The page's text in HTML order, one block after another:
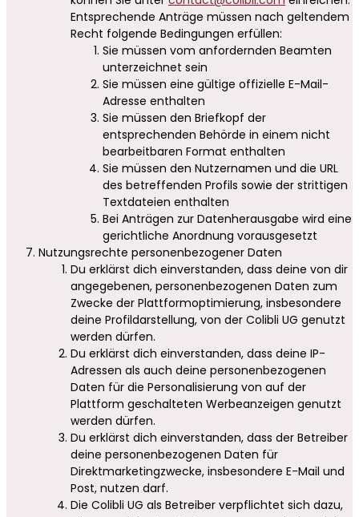
Entsprechende Anträge müssen nach geltendem
Recht folgende Bedingungen erfüllen:
Sie müssen vom anfordernden Beamten
unterzeichnet sein
Sie müssen eine gültige offizielle E-Mail-
Adresse enthalten
Sie müssen den Briefkopf der
entsprechenden Behörde in einem nicht
bearbeitbaren Format enthalten
Sie müssen den Nutzernamen und die URL
des betreffenden Profils sowie der strittigen
Textdateien enthalten
Bei Anträgen zur Datenherausgabe wird eine
gerichtliche Anordnung vorausgesetzt
Nutzungsrechte personenbezogener Daten
Du erklärst dich einverstanden, dass deine von dir
angegebenen, personenbezogenen Daten zum
Zwecke der Plattformoptimierung, insbesondere
deine Profildarstellung, von der Colibli UG genutzt
werden dürfen.
Du erklärst dich einverstanden, dass deine IP-
Adressen als auch deine personenbezogenen
Daten für die Personalisierung von auf der
Plattform geschalteten Werbeanzeigen genutzt
werden dürfen.
Du erklärst dich einverstanden, dass der Betreiber
deine personenbezogenen Daten für
Direktmarketingzwecke, insbesondere E-Mail und
Post, nutzen darf.
Die Colibli UG als Betreiber verpflichtet sich dazu,